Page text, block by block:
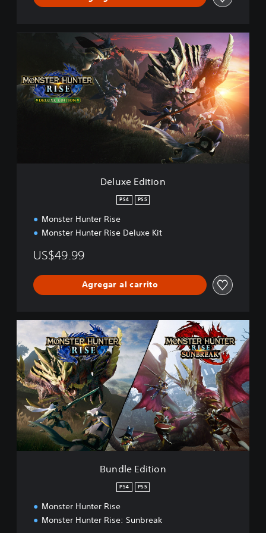
x
o
Deluxe Edition
PS4 PS5
Monster Hunter Rise
Monster Hunter Rise Deluxe Kit
US$49.99
Agregar al carrito
n
d
l
e
E
i
t
i
o
Bundle Edition
PS4 PS5
Monster Hunter Rise
Monster Hunter Rise: Sunbreak